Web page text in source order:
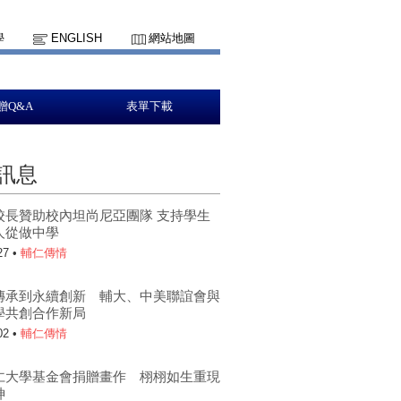
ENGLISH 網站地圖
Q&A 表單下載
息
長贊助校內坦尚尼亞團隊 支持學生
從做中學
• 輔仁傳情
承到永續創新 輔大、中美聯誼會與
共創合作新局
• 輔仁傳情
大學基金會捐贈畫作 栩栩如生重現